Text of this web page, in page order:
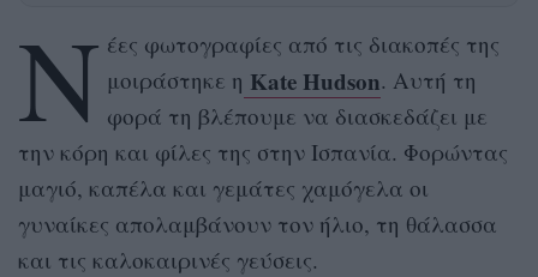
Ν έες φωτογραφίες από τις διακοπές της
μοιράστηκε η Kate Hudson. Αυτή τη
φορά τη βλέπουμε να διασκεδάζει με
την κόρη και φίλες της στην Ισπανία. Φορώντας
μαγιό, καπέλα και γεμάτες χαμόγελα οι
γυναίκες απολαμβάνουν τον ήλιο, τη θάλασσα
και τις καλοκαιρινές γεύσεις.